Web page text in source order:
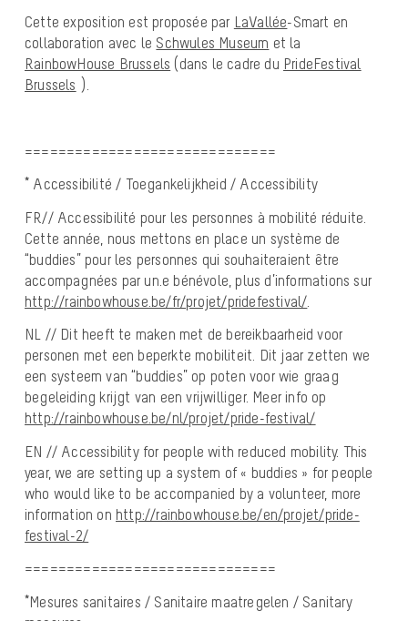
Cette exposition est proposée par LaVallée-Smart en
collaboration avec le Schwules Museum et la
RainbowHouse Brussels (dans le cadre du PrideFestival
Brussels ).
==============================
* Accessibilité / Toegankelijkheid / Accessibility
FR// Accessibilité pour les personnes à mobilité réduite.
Cette année, nous mettons en place un système de
“buddies” pour les personnes qui souhaiteraient être
accompagnées par un.e bénévole, plus d’informations sur
http://rainbowhouse.be/fr/projet/pridefestival/.
NL // Dit heeft te maken met de bereikbaarheid voor
personen met een beperkte mobiliteit. Dit jaar zetten we
een systeem van “buddies” op poten voor wie graag
begeleiding krijgt van een vrijwilliger. Meer info op
http://rainbowhouse.be/nl/projet/pride-festival/
EN // Accessibility for people with reduced mobility. This
year, we are setting up a system of « buddies » for people
who would like to be accompanied by a volunteer, more
information on http://rainbowhouse.be/en/projet/pride-
festival-2/
==============================
*Mesures sanitaires / Sanitaire maatregelen / Sanitary